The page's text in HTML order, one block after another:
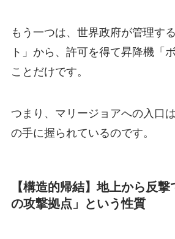
もう一つは、世界政府が管理す
ト」から、許可を得て昇降機「
ことだけです。
つまり、マリージョアへの入口
の手に握られているのです。
【構造的帰結】地上から反
の攻撃拠点」という性質